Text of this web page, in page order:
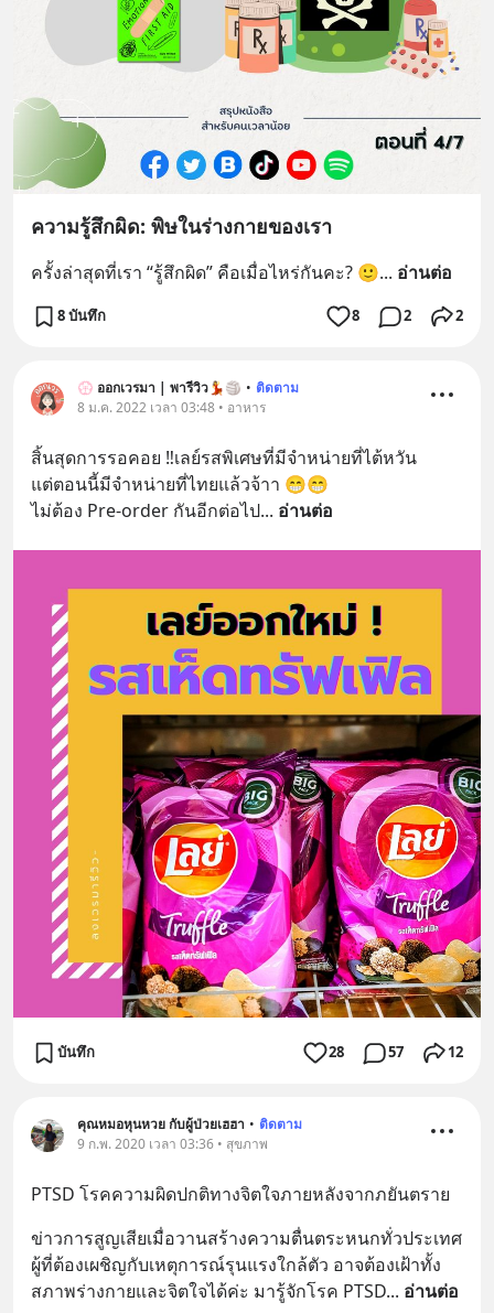
ความรู้สึกผิด: พิษในร่างกายของเรา
ครั้งล่าสุดที่เรา “รู้สึกผิด” คือเมื่อไหร่กันคะ? 🙂... อ่านต่อ
8 บันทึก 8 2 2
💮 ออกเวรมา | พารีวิว💃🏐 • ติดตาม
8 ม.ค. 2022 เวลา 03:48 • อาหาร
สิ้นสุดการรอคอย ‼️เลย์รสพิเศษที่มีจำหน่ายที่ไต้หวัน
แต่ตอนนี้มีจำหน่ายที่ไทยแล้วจ้าา 😁😁
ไม่ต้อง Pre-order กันอีกต่อไป... อ่านต่อ
บันทึก 28 57 12
คุณหมอหุนหวย กับผู้ป่วยเฮฮา • ติดตาม
9 ก.พ. 2020 เวลา 03:36 • สุขภาพ
PTSD โรคความผิดปกติทางจิตใจภายหลังจากภยันตราย
ข่าวการสูญเสียเมื่อวานสร้างความตื่นตระหนกทั่วประเทศ
ผู้ที่ต้องเผชิญกับเหตุการณ์รุนแรงใกล้ตัว อาจต้องเฝ้าทั้ง
สภาพร่างกายและจิตใจได้ค่ะ มารู้จักโรค PTSD... อ่านต่อ